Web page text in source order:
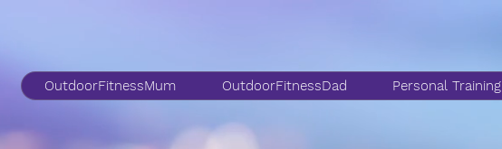
OutdoorFitnessMum OutdoorFitnessDad Personal Training